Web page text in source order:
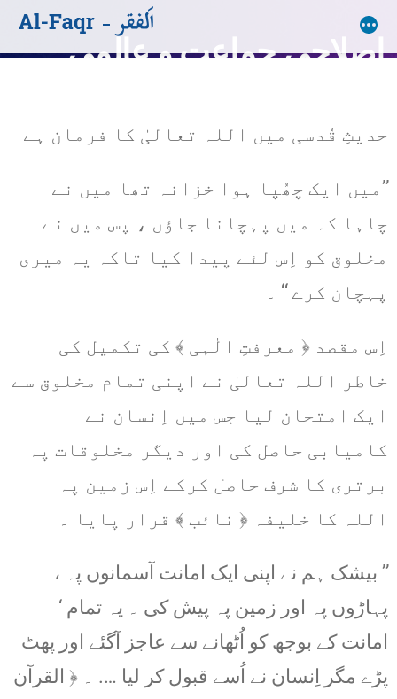
اصلاحی جماعت و عالمی
فَفِرُّ وْ اِلیٰ ﷲ ۔ پس دوڑو اللہ کی طرف
حدیثِ قُدسی میں اللہ تعالیٰ کا فرمان ہے
’’میں ایک چھُپا ہوا خزانہ تھا میں نے
چاہا کہ میں پہچانا جاؤں ، پس میں نے
مخلوق کو اِس لئے پیدا کیا تاکہ یہ میری
پہچان کرے ‘‘ ۔
اِس مقصد ﴿ معرفتِ الٰہی ﴾ کی تکمیل کی
خاطر اللہ تعالیٰ نے اپنی تمام مخلوق سے
ایک امتحان لیا جس میں اِنسان نے
کامیابی حاصل کی اور دیگر مخلوقات پہ
برتری کا شرف حاصل کرکے اِس زمین پہ
اللہ کا خلیفہ ﴿ نائب ﴾ قرار پایا ۔
’’ بیشک ہم نے اپنی ایک امانت آسمانوں پہ ،
پہاڑوں پہ اور زمین پہ پیش کی ۔ یہ تمام ‘
امانت کے بوجھ کو اُٹھانے سے عاجز آگئے اور پھٹ
پڑے مگر اِنسان نے اُسے قبول کر لیا …. ۔ ﴿ القرآن